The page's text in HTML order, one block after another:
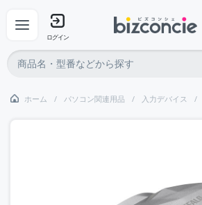
ログイン
ホーム パソコン関連用品 入力デバイス